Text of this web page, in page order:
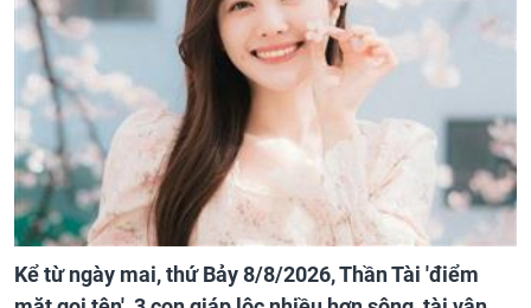
Kể từ ngày mai, thứ Bảy 8/8/2026, Thần Tài 'điểm